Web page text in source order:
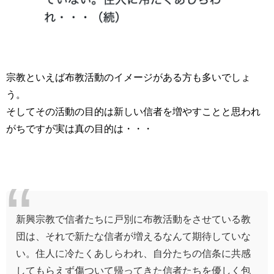
宗教といえば布教活動のイメージがある方も多いでしょ
う。
そしてその活動の目的は新しい信者を増やすことと思われ
がちですが実は真の目的は・・・
新興宗教で信者たちに戸別に布教活動をさせている教
団は、それで新たな信者が増えるなんて期待していな
い。住人に冷たくあしらわれ、自分たちの信条に共感
してもらえず傷ついて帰ってきた信者たちを優しく包